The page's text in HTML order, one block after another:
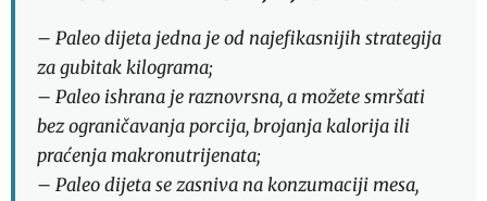
– Paleo dijeta jedna je od najefikasnijih strategija
za gubitak kilograma;
– Paleo ishrana je raznovrsna, a možete smršati
bez ograničavanja porcija, brojanja kalorija ili
praćenja makronutrijenata;
– Paleo dijeta se zasniva na konzumaciji mesa,